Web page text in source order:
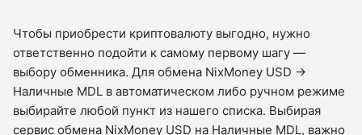
Чтобы приобрести криптовалюту выгодно, нужно
ответственно подойти к самому первому шагу —
выбору обменника. Для обмена NixMoney USD →
Наличные MDL в автоматическом либо ручном режиме
выбирайте любой пункт из нашего списка. Выбирая
сервис обмена NixMoney USD на Наличные MDL, важно